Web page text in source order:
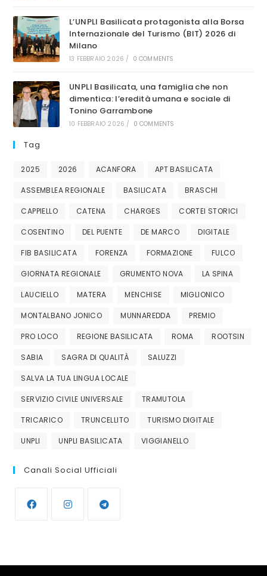
L’UNPLI Basilicata protagonista alla Borsa
Internazionale del Turismo (BIT) 2026 di
Milano
13 FEBBRAIO 2026 / 0 COMMENTS
UNPLI Basilicata, una famiglia che non
dimentica: l’eredità umana e sociale di
Tonino Garrambone
10 FEBBRAIO 2026 / 0 COMMENTS
Tag
2025 2026 ACANFORA APT BASILICATA
ASSEMBLEA REGIONALE BASILICATA BRASCHI
CAPPIELLO CATENA CHARGES CORTEI STORICI
COSENTINO DEL PUENTE DE MARCO DIGITALE
FIB BASILICATA FORENZA FORMAZIONE FULCO
GIORNATA REGIONALE GRUMENTO NOVA LA SPINA
LAUCIELLO MATERA MENCHISE MIGLIONICO
MONTALBANO JONICO MUNNAREDDA PREMIO
PRO LOCO REGIONE BASILICATA ROMA ROOTSIN
SABIA SAGRA DI QUALITÀ SALUZZI
SALVA LA TUA LINGUA LOCALE
SERVIZIO CIVILE UNIVERSALE TRAMUTOLA
TRICARICO TRUNCELLITO TURISMO DIGITALE
UNPLI UNPLI BASILICATA VIGGIANELLO
Canali Social Ufficiali